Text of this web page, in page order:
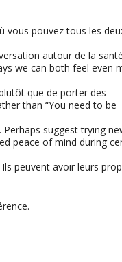
vous pouvez tous les
autour de la
we can both feel even
que de porter des
than “You need to be
Perhaps suggest trying
peace of mind during
peuvent avoir leurs